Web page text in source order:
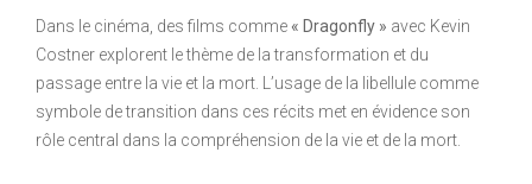
Dans le cinéma, des films comme « Dragonfly » avec Kevin
Costner explorent le thème de la transformation et du
passage entre la vie et la mort. L’usage de la libellule comme
symbole de transition dans ces récits met en évidence son
rôle central dans la compréhension de la vie et de la mort.